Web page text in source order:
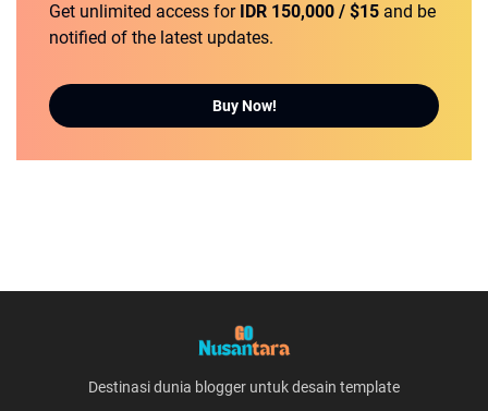
Get unlimited access for IDR 150,000 / $15 and be
notified of the latest updates.
Buy Now!
Destinasi dunia blogger untuk desain template